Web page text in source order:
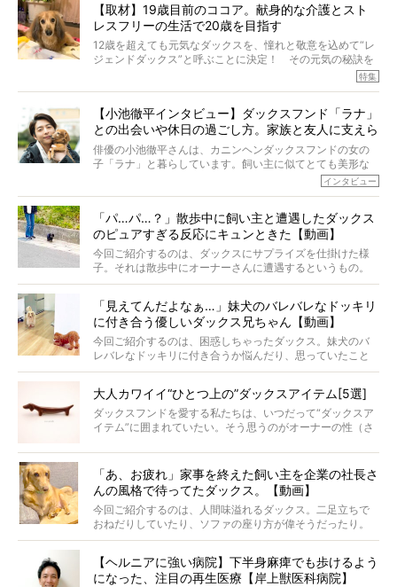
代の犬の食事は“ある重要な栄養”が不足しがちになっている
というのです。
それを効率よくおぎなってくれるのが、コラーゲン！ そ
こでわたしたちは、純度100%の犬用コラーゲンサプリ
『Ta-Ta(タータ)』を作りました！
愛犬家の83％が「健康維持を実感した」と評判のTa-Ta(タ
か届きますように。
【取材】19歳目前のココア。献身的な介護とスト
レスフリーの生活で20歳を目指す
12歳を超えても元気なダックスを、憧れと敬意を込めて“レ
ジェンドダックス”と呼ぶことに決定！ その元気の秘訣を
オーナーさんに伺うのが、特集『レジェンドダックスの肖
く」というオーナーさんのポリシーのもと、甘やかさずに
育てられ、18歳になるまで定期検査すらしたことがなかっ
たというココアくん。果たしてその長生きの秘訣とは。
特集
【小池徹平インタビュー】ダックスフンド「ラナ」
との出会いや休日の過ごし方。家族と友人に支えら
れてー
俳優の小池徹平さんは、カニンヘンダックスフンドの女の
子「ラナ」と暮らしています。飼い主に似てとても美形な
ラナは、現在８才。小池さんのインスタグラムでは、ラナ
ケメンから愛されているラナは、去年の誕生日に小池さん
からプレゼントしてもらったハーネスをつけて撮影に参加
してくれました。
インタビュー
「パ…パ…？」散歩中に飼い主と遭遇したダックス
のピュアすぎる反応にキュンときた【動画】
今回ご紹介するのは、ダックスにサプライズを仕掛けた様
子。それは散歩中にオーナーさんに遭遇するというもの。
戸惑って歩きを止めたり、すぐに気付いて追いかけたり、
「見えてんだよなぁ…」妹犬のバレバレなドッキリ
に付き合う優しいダックス兄ちゃん【動画】
今回ご紹介するのは、困惑しちゃったダックス。妹犬のバ
レバレなドッキリに付き合うか悩んだり、思っていたこと
と違う事態に陥ったり。そんなお悩み全開なダックスの様
大人カワイイ“ひとつ上の”ダックスアイテム[5選]
ダックスフンドを愛する私たちは、いつだって“ダックスア
イテム”に囲まれていたい。そう思うのがオーナーの性（さ
ムをご紹介。
「あ、お疲れ」家事を終えた飼い主を企業の社長さ
んの風格で待ってたダックス。【動画】
今回ご紹介するのは、人間味溢れるダックス。二足立ちで
おねだりしていたり、ソファの座り方が偉そうだったり。
今にも言葉を発しそうなダックスの姿は、もう人間にしか
【ヘルニアに強い病院】下半身麻痺でも歩けるよう
になった、注目の再生医療【岸上獣医科病院】